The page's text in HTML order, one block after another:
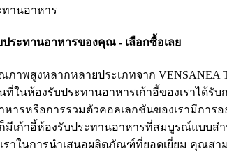
ทานอาหาร
ระทานอาหารของคุณ - เลือกซื้อเลย
าพสูงหลากหลายประเภทจาก VENSANEA
ที่ในห้องรับประทานอาหารเก้าอี้ของเราได้
หารหรือการรวมตัวคอลเลกชันของเรามีก
ก็มีเก้าอี้ห้องรับประทานอาหารที่สมบูรณ์แบบ
ราในการนำเสนอผลิตภัณฑ์ที่ยอดเยี่ยม คุณส